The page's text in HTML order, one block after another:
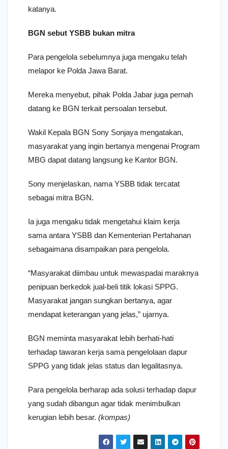
katanya.
BGN sebut YSBB bukan mitra
Para pengelola sebelumnya juga mengaku telah
melapor ke Polda Jawa Barat.
Mereka menyebut, pihak Polda Jabar juga pernah
datang ke BGN terkait persoalan tersebut.
Wakil Kepala BGN Sony Sonjaya mengatakan,
masyarakat yang ingin bertanya mengenai Program
MBG dapat datang langsung ke Kantor BGN.
Sony menjelaskan, nama YSBB tidak tercatat
sebagai mitra BGN.
Ia juga mengaku tidak mengetahui klaim kerja
sama antara YSBB dan Kementerian Pertahanan
sebagaimana disampaikan para pengelola.
“Masyarakat diimbau untuk mewaspadai maraknya
penipuan berkedok jual-beli titik lokasi SPPG.
Masyarakat jangan sungkan bertanya, agar
mendapat keterangan yang jelas,” ujarnya.
BGN meminta masyarakat lebih berhati-hati
terhadap tawaran kerja sama pengelolaan dapur
SPPG yang tidak jelas status dan legalitasnya.
Para pengelola berharap ada solusi terhadap dapur
yang sudah dibangun agar tidak menimbulkan
kerugian lebih besar. (kompas)